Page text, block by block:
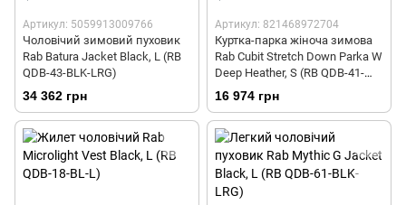
Артикул: 5059913009766
Чоловічий зимовий пуховик
Rab Batura Jacket Black, L (RB
QDB-43-BLK-LRG)
34 362 грн
Артикул: 821468972704
Куртка-парка жіноча зимова
Rab Cubit Stretch Down Parka W
Deep Heather, S (RB QDB-41-
DEH-10)
16 974 грн